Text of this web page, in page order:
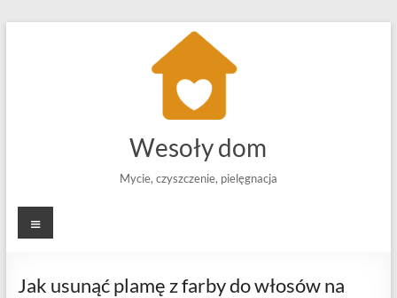
Wesoły dom
Mycie, czyszczenie, pielęgnacja
Menu
Jak usunąć plamę z farby do włosów na